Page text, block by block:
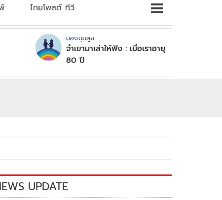
ไทยโพสต์ ทีวี
มองมุมสูง
จำเขามาเล่าให้ฟัง : เมื่อเราอายุ
80 ปี
UPDATE